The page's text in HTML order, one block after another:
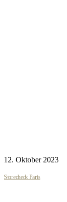
12. Oktober 2023
Storecheck Paris